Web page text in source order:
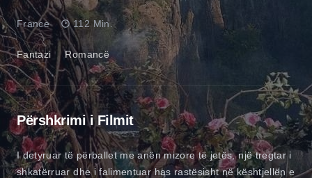
Fantazi Romancë
France 112 Min.
Përshkrimi i Filmit
I detyruar të përballet me anën mizore të jetës, një tregtar i
shkatërruar dhe i falimentuar has rastësisht në kështjellën e